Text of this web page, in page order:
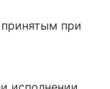
при